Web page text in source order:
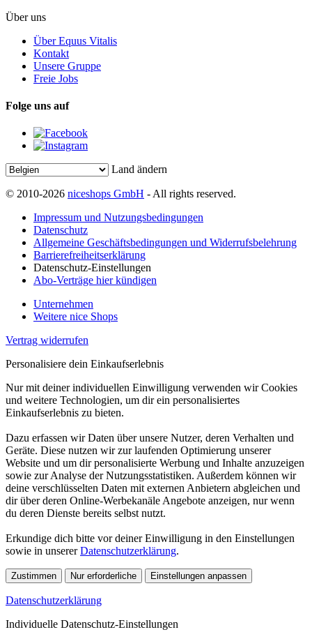
Über uns
Über Equus Vitalis
Kontakt
Unsere Gruppe
Freie Jobs
Folge uns auf
Land ändern
© 2010-2026 niceshops GmbH - All rights reserved.
Impressum und Nutzungsbedingungen
Datenschutz
Allgemeine Geschäftsbedingungen und Widerrufsbelehrung
Barrierefreiheitserklärung
Datenschutz-Einstellungen
Abo-Verträge hier kündigen
Unternehmen
Weitere nice Shops
Vertrag widerrufen
Personalisiere dein Einkaufserlebnis
Nur mit deiner individuellen Einwilligung verwenden wir Cookies
und weitere Technologien, um dir ein personalisiertes
Einkaufserlebnis zu bieten.
Dazu erfassen wir Daten über unsere Nutzer, deren Verhalten und
Geräte. Diese nutzen wir zur laufenden Optimierung unserer
Website und um dir personalisierte Werbung und Inhalte anzuzeigen
sowie zur Analyse der Nutzungsstatistiken. Außerdem können wir
deine verschlüsselten Daten mit externen Anbietern abgleichen und
dir über deren Online-Werbekanäle Angebote anzeigen, nur wenn
du deren Dienste bereits selbst nutzt.
Erkundige dich bitte vor deiner Einwilligung in den Einstellungen
sowie in unsererDatenschutzerklärung.
Zustimmen Nur erforderliche Einstellungen anpassen
Datenschutzerklärung
Individuelle Datenschutz-Einstellungen